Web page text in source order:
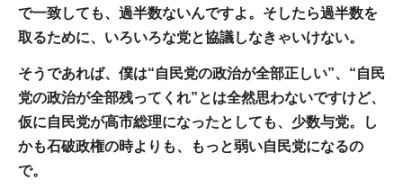
で一致しても、過半数ないんですよ。そしたら過半数を
取るために、いろいろな党と協議しなきゃいけない。
そうであれば、僕は“自民党の政治が全部正しい”、“自民
党の政治が全部残ってくれ”とは全然思わないですけど、
仮に自民党が高市総理になったとしても、少数与党。し
かも石破政権の時よりも、もっと弱い自民党になるの
で。